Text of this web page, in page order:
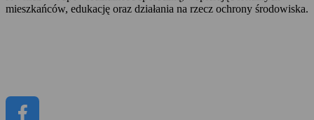
mieszkańców, edukację oraz działania na rzecz ochrony środowiska.